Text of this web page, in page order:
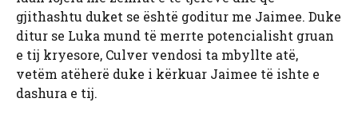
gjithashtu duket se është goditur me Jaimee. Duke
ditur se Luka mund të merrte potencialisht gruan
e tij kryesore, Culver vendosi ta mbyllte atë,
vetëm atëherë duke i kërkuar Jaimee të ishte e
dashura e tij.